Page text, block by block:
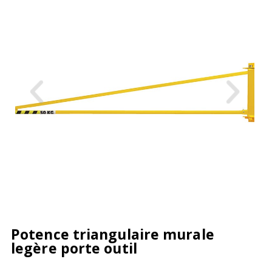
Potence triangulaire murale
legère porte outil